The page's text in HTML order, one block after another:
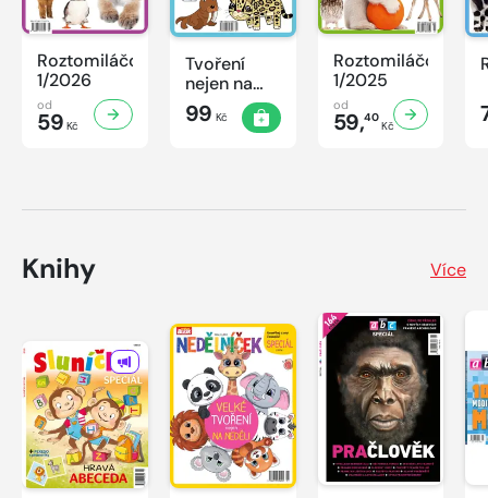
Roztomiláčci
1/2026
od
59 Kč
Tvoření
nejen na
neděli
99 Kč
Roztomiláčci
1/2025
od
59,40
Kč
Knihy Více